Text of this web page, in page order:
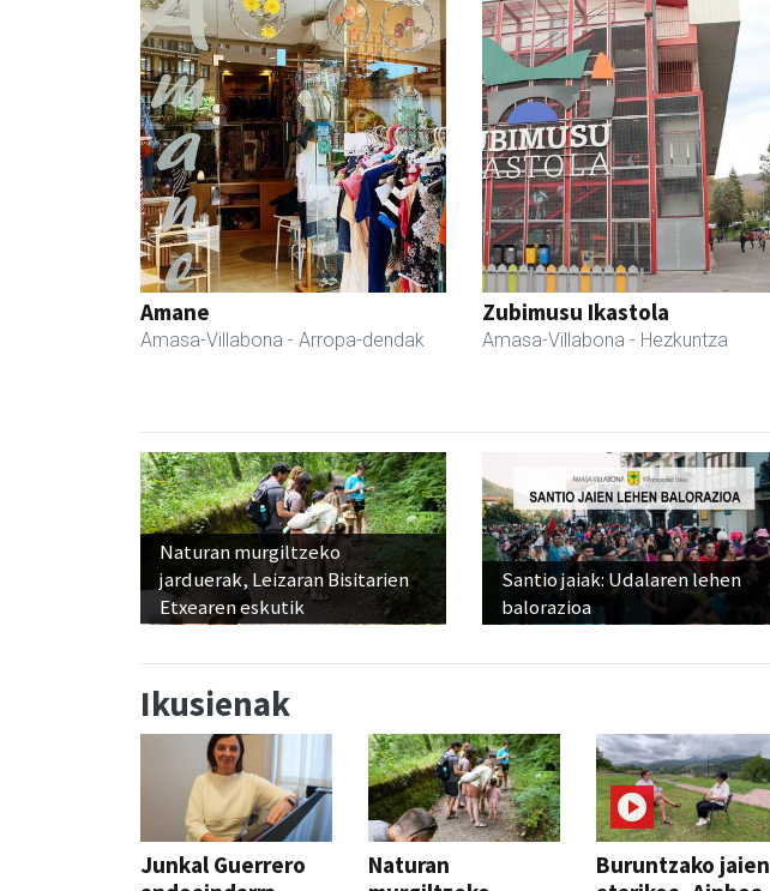
Amane
Amasa-Villabona - Arropa-dendak
Zubimusu Ikastola
Amasa-Villabona - Hezkuntza
Naturan murgiltzeko
jarduerak, Leizaran Bisitarien
Etxearen eskutik
Santio jaiak: Udalaren lehen
balorazioa
Ikusienak
Junkal Guerrero
Naturan
Buruntzako jaien